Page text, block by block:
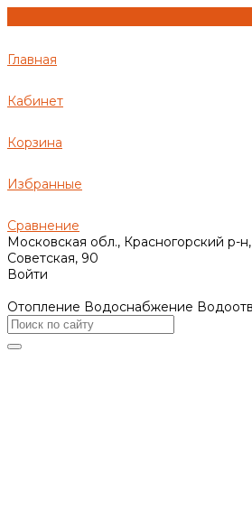
Главная
Кабинет
Корзина
Избранные
Сравнение
Московская обл., Красногорский р-
Советская, 90
Войти
Отопление Водоснабжение